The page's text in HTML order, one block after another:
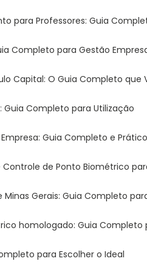
para Professores: Guia
Completo para Gestão
Capital: O Guia Completo que
Guia Completo para Utilização
Guia Completo e Prático
Controle de Ponto Biométrico
Minas Gerais: Guia Completo
homologado: Guia Completo
para Escolher o Ideal